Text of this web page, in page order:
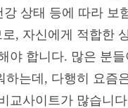
강 상태 등에 따라 보
, 자신에게 적합한
야 합니다. 많은 분들
하는데, 다행히 요즘
교사이트가 많습니